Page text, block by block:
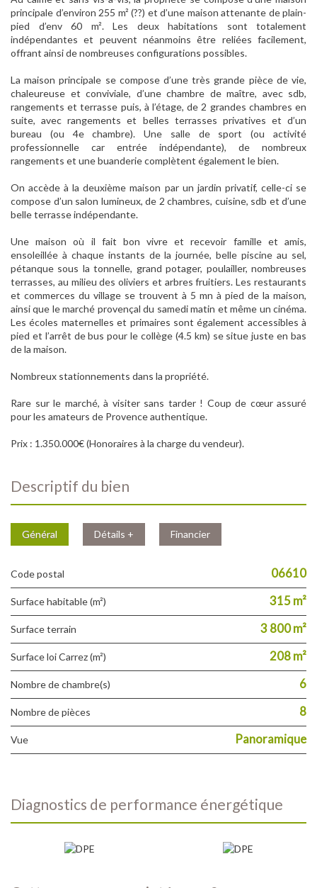
principale d’environ 255 m² (??) et d’une maison attenante de plain-
pied d’env 60 m². Les deux habitations sont totalement
indépendantes et peuvent néanmoins être reliées facilement,
offrant ainsi de nombreuses configurations possibles.
La maison principale se compose d’une très grande pièce de vie,
chaleureuse et conviviale, d’une chambre de maître, avec sdb,
rangements et terrasse puis, à l’étage, de 2 grandes chambres en
suite, avec rangements et belles terrasses privatives et d’un
bureau (ou 4e chambre). Une salle de sport (ou activité
professionnelle car entrée indépendante), de nombreux
rangements et une buanderie complètent également le bien.
On accède à la deuxième maison par un jardin privatif, celle-ci se
compose d’un salon lumineux, de 2 chambres, cuisine, sdb et d’une
belle terrasse indépendante.
Une maison où il fait bon vivre et recevoir famille et amis,
ensoleillée à chaque instants de la journée, belle piscine au sel,
pétanque sous la tonnelle, grand potager, poulailler, nombreuses
terrasses, au milieu des oliviers et arbres fruitiers. Les restaurants
et commerces du village se trouvent à 5 mn à pied de la maison,
ainsi que le marché provençal du samedi matin et même un cinéma.
Les écoles maternelles et primaires sont également accessibles à
pied et l’arrêt de bus pour le collège (4.5 km) se situe juste en bas
de la maison.
Nombreux stationnements dans la propriété.
Rare sur le marché, à visiter sans tarder ! Coup de cœur assuré
pour les amateurs de Provence authentique.
Prix : 1.350.000€ (Honoraires à la charge du vendeur).
descriptif du bien
Général Détails + Financier
Code postal 06610
Surface habitable (m²) 315 m²
surface terrain 3 800 m²
Surface loi Carrez (m²) 208 m²
Nombre de chambre(s) 6
Nombre de pièces 8
Vue Panoramique
diagnostics de performance énergétique